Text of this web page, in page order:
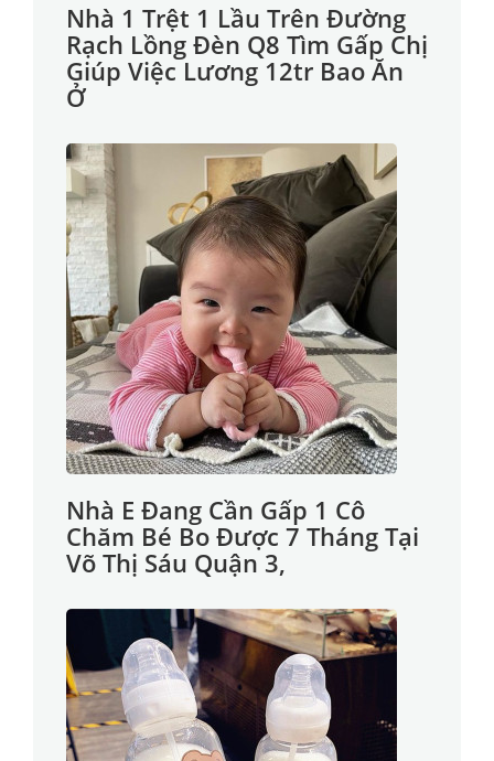
Nhà 1 Trệt 1 Lầu Trên Đường
Rạch Lồng Đèn Q8 Tìm Gấp Chị
Giúp Việc Lương 12tr Bao Ăn
Ở
Nhà E Đang Cần Gấp 1 Cô
Chăm Bé Bo Được 7 Tháng Tại
Võ Thị Sáu Quận 3,